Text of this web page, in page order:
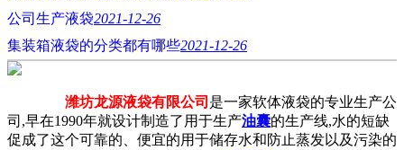
公司生产液袋2021-12-26
集装箱液袋的分类都有哪些2021-12-26
潍坊龙源液袋有限公司 是一家软体液袋的专业生产公
司,早在1990年就设计制造了用于生产油囊的生产线,水的短缺
促成了这个可靠的、便宜的用于储存水和防止蒸发以及污染的